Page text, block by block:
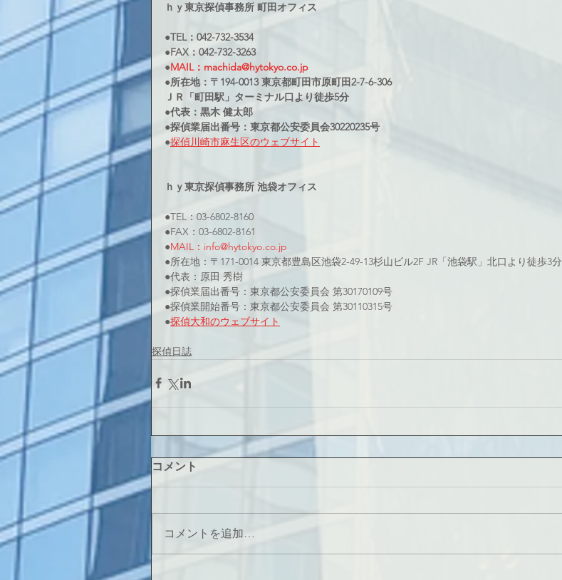
ｈｙ東京探偵事務所 町田オフィス
●TEL：042-732-3534
●FAX：042-732-3263
●MAIL：machida@hytokyo.co.jp
●所在地：〒194-0013 東京都町田市原町田2-7-6-306
ＪＲ「町田駅」ターミナル口より徒歩5分
●代表：黒木 健太郎
●探偵業届出番号：東京都公安委員会30220235号
●探偵川崎市麻生区のウェブサイト
ｈｙ東京探偵事務所 池袋オフィス
●TEL：03-6802-8160
●FAX：03-6802-8161
●MAIL：info@hytokyo.co.jp
●所在地：〒171-0014 東京都豊島区池袋2-49-13杉山ビル2F JR「池袋駅」北口より徒歩3分
●代表：原田 秀樹
●探偵業届出番号：東京都公安委員会 第30170109号
●探偵業開始番号：東京都公安委員会 第30110315号
●探偵大和のウェブサイト
探偵日誌
コメント
コメントを追加…